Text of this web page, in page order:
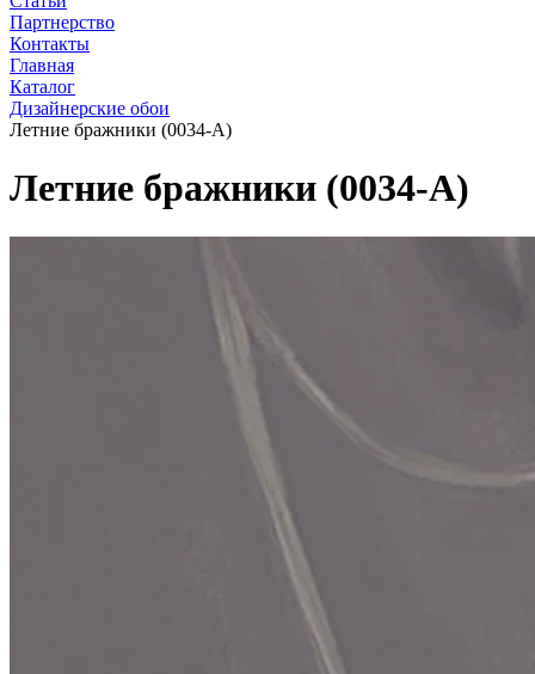
Партнерство
Контакты
Главная
Каталог
Дизайнерские обои
Летние бражники (0034-A)
Летние бражники (0034-A)